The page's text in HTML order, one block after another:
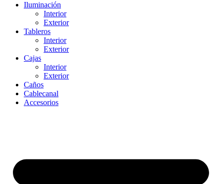
Iluminación
Interior
Exterior
Tableros
Interior
Exterior
Cajas
Interior
Exterior
Caños
Cablecanal
Accesorios